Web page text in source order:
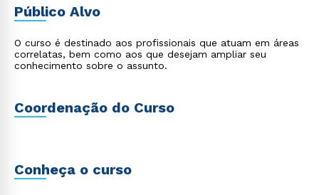
Público Alvo
O curso é destinado aos profissionais que atuam em áreas
correlatas, bem como aos que desejam ampliar seu
conhecimento sobre o assunto.
Coordenação do Curso
Conheça o curso